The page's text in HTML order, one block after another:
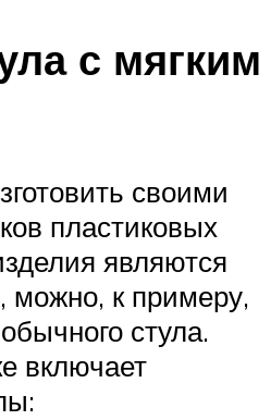
с мягким
своими
пластиковых
являются
можно, к примеру,
стула.
включает